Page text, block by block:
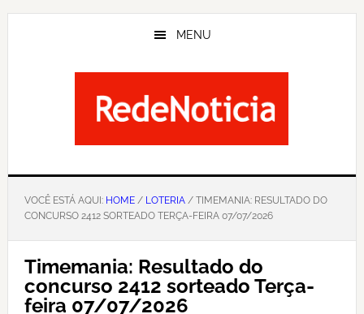
Skip
MENU
VOCÊ ESTÁ AQUI: HOME/ LOTERIA/ TIMEMANIA: RESULTADO DO
CONCURSO 2412 SORTEADO TERÇA-FEIRA 07/07/2026
Timemania: Resultado do
concurso 2412 sorteado Terça-
feira 07/07/2026